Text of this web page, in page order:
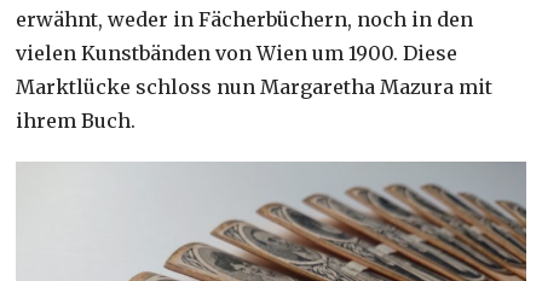
erwähnt, weder in Fächerbüchern, noch in den
vielen Kunstbänden von Wien um 1900. Diese
Marktlücke schloss nun Margaretha Mazura mit
ihrem Buch.